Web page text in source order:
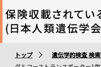
保険収載されている遺伝
トップ
遺伝学的検査 検